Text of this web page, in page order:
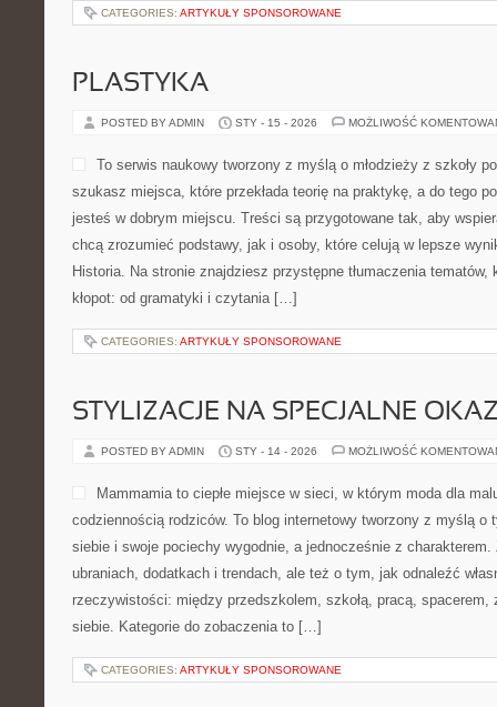
CATEGORIES: ARTYKUŁY SPONSOROWANE
PLASTYKA
POSTED BY ADMIN STY - 15 - 2026 MOŻLIWOŚĆ
To serwis naukowy tworzony z myślą o młodzieży z szkoły
szukasz miejsca, które przekłada teorię na praktykę, a do tego
jesteś w dobrym miejscu. Treści są przygotowane tak, aby
chcą zrozumieć podstawy, jak i osoby, które celują w lepsze
Historia. Na stronie znajdziesz przystępne tłumaczenia tematów,
kłopot: od gramatyki i czytania […]
CATEGORIES: ARTYKUŁY SPONSOROWANE
STYLIZACJE NA SPECJALNE
POSTED BY ADMIN STY - 14 - 2026 MOŻLIWOŚĆ
Mammamia to ciepłe miejsce w sieci, w którym moda dla
codziennością rodziców. To blog internetowy tworzony z myślą o
siebie i swoje pociechy wygodnie, a jednocześnie z
ubraniach, dodatkach i trendach, ale też o tym, jak odnaleźć
rzeczywistości: między przedszkolem, szkołą, pracą,
siebie. Kategorie do zobaczenia to […]
CATEGORIES: ARTYKUŁY SPONSOROWANE